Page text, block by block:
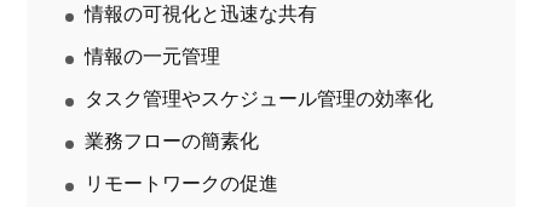
情報の可視化と迅速な共有
情報の一元管理
タスク管理やスケジュール管理の効率化
業務フローの簡素化
リモートワークの促進